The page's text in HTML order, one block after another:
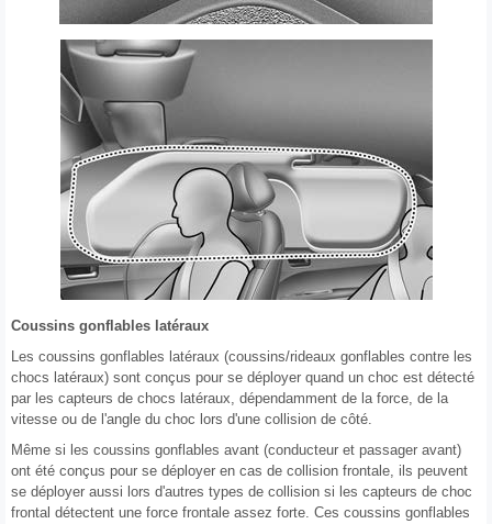
Coussins gonflables latéraux
Les coussins gonflables latéraux (coussins/rideaux gonflables contre les
chocs latéraux) sont conçus pour se déployer quand un choc est détecté
par les capteurs de chocs latéraux, dépendamment de la force, de la
vitesse ou de l'angle du choc lors d'une collision de côté.
Même si les coussins gonflables avant (conducteur et passager avant)
ont été conçus pour se déployer en cas de collision frontale, ils peuvent
se déployer aussi lors d'autres types de collision si les capteurs de choc
frontal détectent une force frontale assez forte. Ces coussins gonflables